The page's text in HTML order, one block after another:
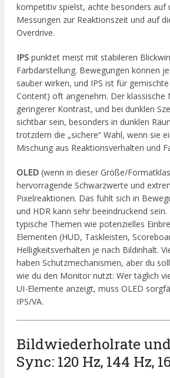
kompetitiv spielst, achte besonders auf
Messungen zur Reaktionszeit und auf
Overdrive.
IPS punktet meist mit stabileren
Farbdarstellung. Bewegungen können
sauber wirken, und IPS ist für
Content) oft angenehm. Der klassische
geringerer Kontrast, und bei dunklen
sichtbar sein, besonders in dunklen
trotzdem die „sichere“ Wahl, wenn sie
Mischung aus Reaktionsverhalten und
OLED (wenn in dieser Größe/
hervorragende Schwarzwerte und
Pixelreaktionen. Das fühlt sich in
und HDR kann sehr beeindruckend
typische Themen wie potenzielles
Elementen (HUD, Taskleisten,
Helligkeitsverhalten je nach Bildinhalt.
haben Schutzmechanismen, aber du
wie du den Monitor nutzt: Wer täglich
UI-Elemente anzeigt, muss OLED
IPS/VA.
Bildwiederholrate
Sync: 120 Hz, 144 Hz,